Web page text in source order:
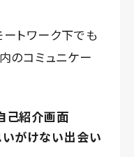
ートワーク下でも
のコミュニケー
己紹介画面
いがけない出会い